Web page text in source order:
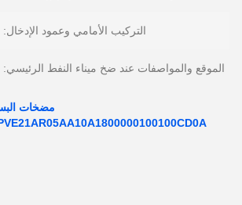
التركيب الأمامي وعمود الإدخال:
الموقع والمواصفات عند ضخ ميناء النفط الرئيسي:
مضخات